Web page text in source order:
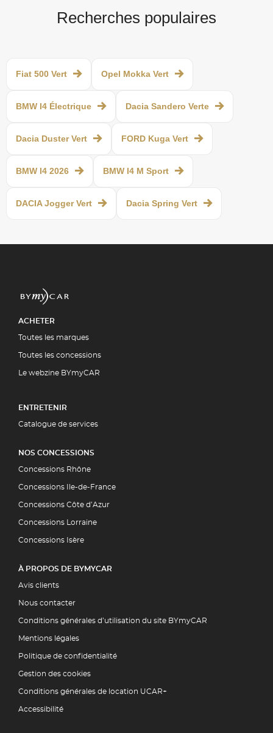
Recherches populaires
Fiat 500 Vert Opel Mokka Vert
BMW I4 Électrique Dacia Sandero Verte
Dacia Duster Vert FORD Kuga Vert
BMW I4 2026 BMW I4 M Sport
DACIA Jogger Vert Dacia Spring Vert
ACHETER
Toutes les marques
Toutes les concessions
Le webzine BYmyCAR
ENTRETENIR
Catalogue de services
NOS CONCESSIONS
Concessions Rhône
Concessions Ile-de-France
Concessions Côte d’Azur
Concessions Lorraine
Concessions Isère
À PROPOS DE BYMYCAR
Avis clients
Nous contacter
Conditions générales d’utilisation du site BYmyCAR
Mentions légales
Politique de confidentialité
Gestion des cookies
Conditions générales de location UCAR+
Accessibilité